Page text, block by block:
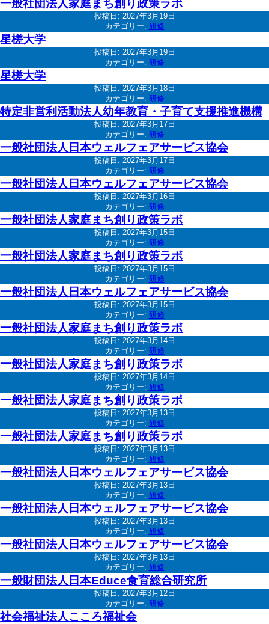
一般社団法人家庭まち創り政策ラボ
投稿日: 2027年3月19日
カテゴリー: 研修
星槎大学
投稿日: 2027年3月19日
カテゴリー: 研修
星槎大学
投稿日: 2027年3月18日
カテゴリー: 研修
特定非営利活動法人幼年教育・子育て支援推進機構
投稿日: 2027年3月17日
カテゴリー: 研修
一般社団法人日本ウェルフェアサービス協会
投稿日: 2027年3月17日
カテゴリー: 研修
一般社団法人日本ウェルフェアサービス協会
投稿日: 2027年3月16日
カテゴリー: 研修
一般社団法人家庭まち創り政策ラボ
投稿日: 2027年3月15日
カテゴリー: 研修
一般社団法人家庭まち創り政策ラボ
投稿日: 2027年3月15日
カテゴリー: 研修
一般社団法人日本ウェルフェアサービス協会
投稿日: 2027年3月15日
カテゴリー: 研修
一般社団法人家庭まち創り政策ラボ
投稿日: 2027年3月14日
カテゴリー: 研修
一般社団法人家庭まち創り政策ラボ
投稿日: 2027年3月14日
カテゴリー: 研修
一般社団法人家庭まち創り政策ラボ
投稿日: 2027年3月13日
カテゴリー: 研修
一般社団法人家庭まち創り政策ラボ
投稿日: 2027年3月13日
カテゴリー: 研修
一般社団法人日本ウェルフェアサービス協会
投稿日: 2027年3月13日
カテゴリー: 研修
一般社団法人日本ウェルフェアサービス協会
投稿日: 2027年3月13日
カテゴリー: 研修
一般社団法人日本ウェルフェアサービス協会
投稿日: 2027年3月13日
カテゴリー: 研修
一般財団法人日本Educe食育総合研究所
投稿日: 2027年3月12日
カテゴリー: 研修
社会福祉法人こころ福祉会